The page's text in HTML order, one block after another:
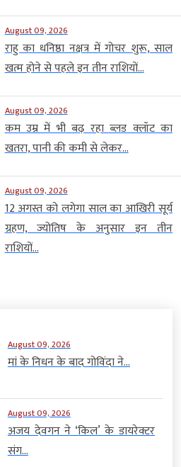
August 09, 2026
राहु का धनिष्ठा नक्षत्र में गोचर शुरू, साल
खत्म होने से पहले इन तीन राशियों...
August 09, 2026
कम उम्र में भी बढ़ रहा ब्लड क्लॉट का
खतरा, पानी की कमी से लेकर...
August 09, 2026
12 अगस्त को लगेगा साल का आखिरी सूर्य
ग्रहण, ज्योतिष के अनुसार इन तीन
राशियों...
August 09, 2026
मां के निधन के बाद गोविंदा ने...
August 09, 2026
अजय देवगन ने ‘किल’ के डायरेक्टर
संग...